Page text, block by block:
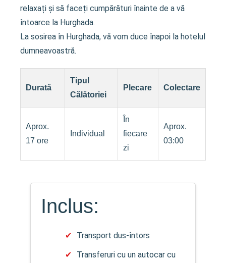
relaxați și să faceți cumpărături înainte de a vă
întoarce la Hurghada.
La sosirea în Hurghada, vă vom duce înapoi la hotelul
dumneavoastră.
Durată
Tipul
Călătoriei
Plecare Colectare
Aprox.
17 ore
Individual
În
fiecare
zi
Aprox.
03:00
Inclus:
Transport dus-întors
Transferuri cu un autocar cu